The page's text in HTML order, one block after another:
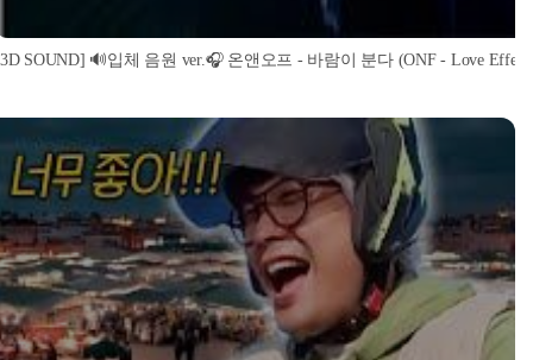
SOUND] 🔊입체 음원 ver.🎧 온앤오프 - 바람이 분다 (ONF - Love Effect)